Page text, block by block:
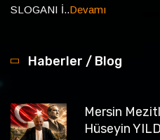
SLOGANI İ..Devamı
Haberler / Blog
Mersin
Hüseyin